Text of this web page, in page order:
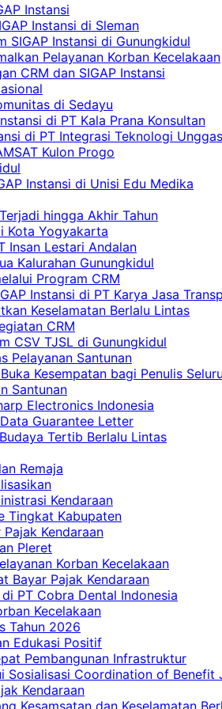
Instansi
Instansi di Sleman
SIGAP Instansi di Gunungkidul
Pelayanan Korban Kecelakaan
CRM dan SIGAP Instansi
di Sedayu
di PT Kala Prana Konsultan
di PT Integrasi Teknologi Unggas
Kulon Progo
Instansi di Unisi Edu Medika
hingga Akhir Tahun
Kota Yogyakarta
Insan Lestari Andalan
Kalurahan Gunungkidul
Program CRM
Instansi di PT Karya Jasa
Keselamatan Berlalu Lintas
CRM
CSV TJSL di Gunungkidul
Pelayanan Santunan
Kesempatan bagi Penulis
Santunan
Electronics Indonesia
Guarantee Letter
Tertib Berlalu Lintas
Remaja
Kendaraan
Tingkat Kabupaten
Kendaraan
Pleret
Korban Kecelakaan
Bayar Pajak Kendaraan
PT Cobra Dental Indonesia
Kecelakaan
Tahun 2026
Edukasi Positif
Pembangunan Infrastruktur
Sosialisasi Coordination of Benefit
Kendaraan
Kesamsatan dan Keselamatan